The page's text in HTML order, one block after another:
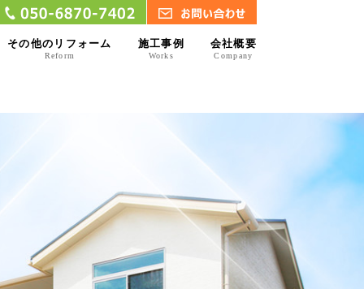
その他のリフォーム
Reform
施工事例
Works
会社概要
Company